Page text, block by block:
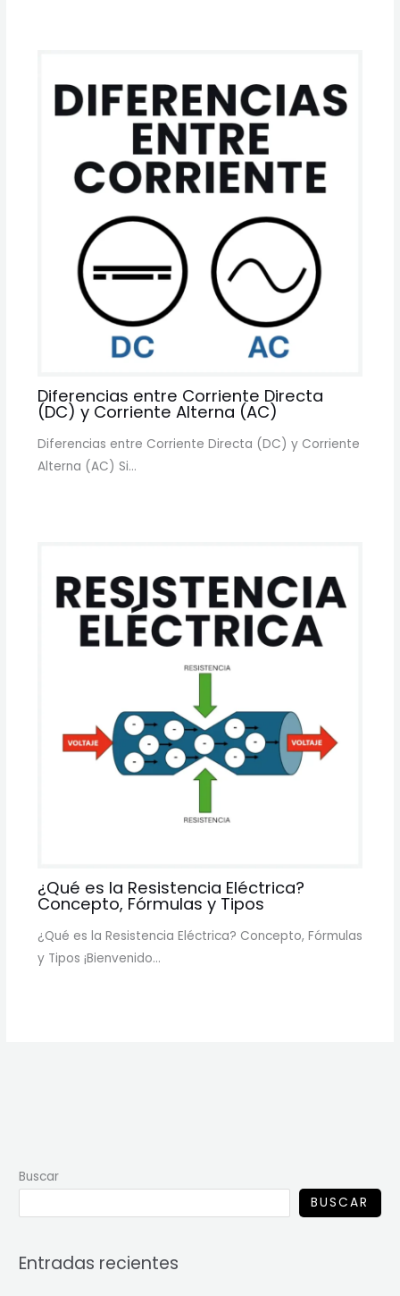
Diferencias entre Corriente Directa
(DC) y Corriente Alterna (AC)
Diferencias entre Corriente Directa (DC) y Corriente
Alterna (AC) Si…
¿Qué es la Resistencia Eléctrica?
Concepto, Fórmulas y Tipos
¿Qué es la Resistencia Eléctrica? Concepto, Fórmulas
y Tipos ¡Bienvenido…
Buscar
BUSCAR
Entradas recientes